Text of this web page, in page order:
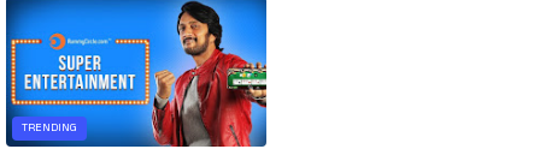
TRENDING